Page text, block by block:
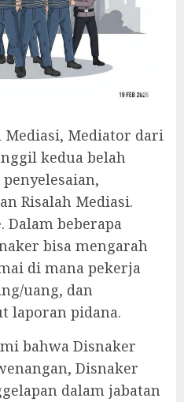
Mediator dari
kedua belah
Risalah Mediasi.
Dalam beberapa
bisa mengarah
di mana pekerja
uang, dan
laporan pidana.
bahwa Disnaker
Disnaker
dalam jabatan